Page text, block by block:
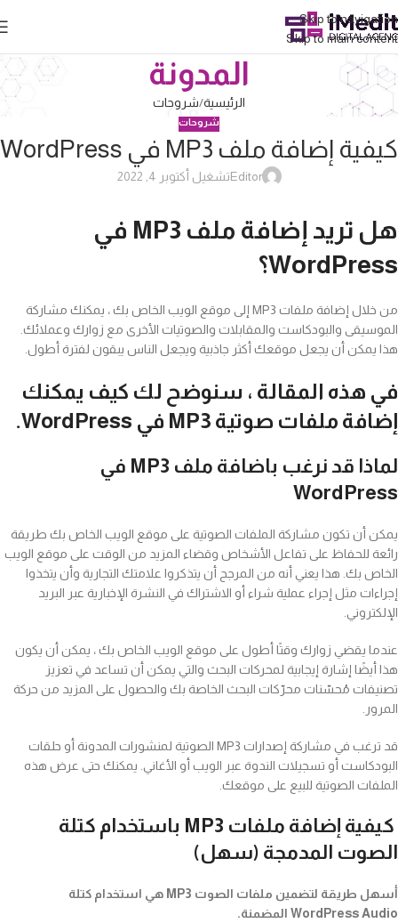
Skip to navigation
Skip to main content
المدونة
الرئيسية شروحات
شروحات
كيفية إضافة ملف MP3 في WordPress
Editorتشغيل أكتوبر 4, 2022
هل تريد إضافة ملف MP3 في
WordPress؟
من خلال إضافة ملفات MP3 إلى موقع الويب الخاص بك ، يمكنك مشاركة
الموسيقى والبودكاست والمقابلات والصوتيات الأخرى مع زوارك وعملائك.
هذا يمكن أن يجعل موقعك أكثر جاذبية ويجعل الناس يبقون لفترة أطول.
في هذه المقالة ، سنوضح لك كيف يمكنك
إضافة ملفات صوتية MP3 في WordPress.
لماذا قد نرغب باضافة ملف MP3 في
WordPress
يمكن أن تكون مشاركة الملفات الصوتية على موقع الويب الخاص بك طريقة
رائعة للحفاظ على تفاعل الأشخاص وقضاء المزيد من الوقت على موقع الويب
الخاص بك. هذا يعني أنه من المرجح أن يتذكروا علامتك التجارية وأن يتخذوا
إجراءات مثل إجراء عملية شراء أو الاشتراك في النشرة الإخبارية عبر البريد
الإلكتروني.
عندما يقضي زوارك وقتًا أطول على موقع الويب الخاص بك ، يمكن أن يكون
هذا أيضًا إشارة إيجابية لمحركات البحث والتي يمكن أن تساعد في تعزيز
تصنيفات مُحسّنات محرّكات البحث الخاصة بك والحصول على المزيد من حركة
المرور.
قد ترغب في مشاركة إصدارات MP3 الصوتية لمنشورات المدونة أو حلقات
البودكاست أو تسجيلات الندوة عبر الويب أو الأغاني. يمكنك حتى عرض هذه
الملفات الصوتية للبيع على موقعك.
كيفية إضافة ملفات MP3 باستخدام كتلة
الصوت المدمجة (سهل)
أسهل طريقة لتضمين ملفات الصوت MP3 هي استخدام كتلة
WordPress Audio المضمنة.